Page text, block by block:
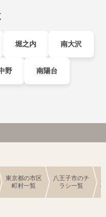
堀之内 南大沢
野 南陽台
東京都の市区
町村一覧
八王子市のチ
ラシ一覧